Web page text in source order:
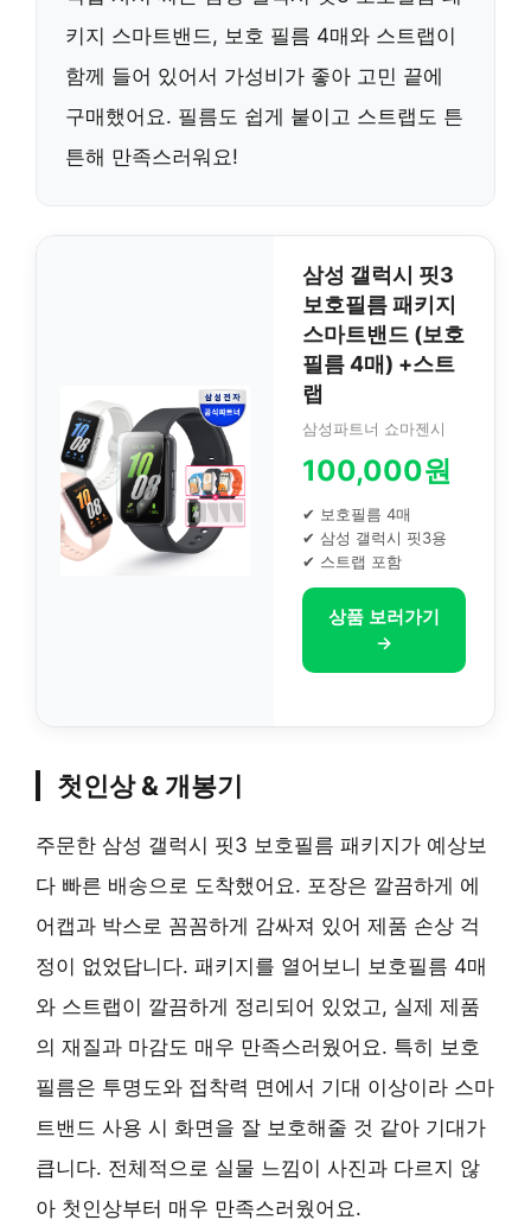
키지 스마트밴드, 보호 필름 4매와 스트랩이
함께 들어 있어서 가성비가 좋아 고민 끝에
구매했어요. 필름도 쉽게 붙이고 스트랩도 튼
튼해 만족스러워요!
삼성 갤럭시 핏3
보호필름 패키지
스마트밴드 (보호
필름 4매) +스트
랩
삼성파트너 쇼마젠시
100,000원
✔ 보호필름 4매
✔ 삼성 갤럭시 핏3용
✔ 스트랩 포함
상품 보러가기
→
첫인상 & 개봉기
주문한 삼성 갤럭시 핏3 보호필름 패키지가 예상보
다 빠른 배송으로 도착했어요. 포장은 깔끔하게 에
어캡과 박스로 꼼꼼하게 감싸져 있어 제품 손상 걱
정이 없었답니다. 패키지를 열어보니 보호필름 4매
와 스트랩이 깔끔하게 정리되어 있었고, 실제 제품
의 재질과 마감도 매우 만족스러웠어요. 특히 보호
필름은 투명도와 접착력 면에서 기대 이상이라 스마
트밴드 사용 시 화면을 잘 보호해줄 것 같아 기대가
큽니다. 전체적으로 실물 느낌이 사진과 다르지 않
아 첫인상부터 매우 만족스러웠어요.